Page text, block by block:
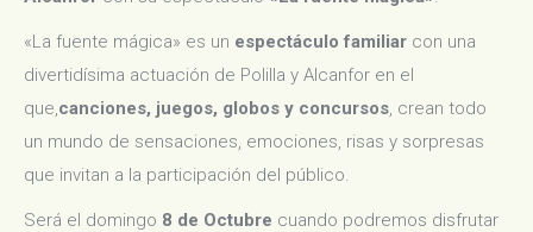
«La fuente mágica» es un espectáculo familiar con una
divertidísima actuación de Polilla y Alcanfor en el
que,canciones, juegos, globos y concursos, crean todo
un mundo de sensaciones, emociones, risas y sorpresas
que invitan a la participación del público.
Será el domingo 8 de Octubre cuando podremos disfrutar